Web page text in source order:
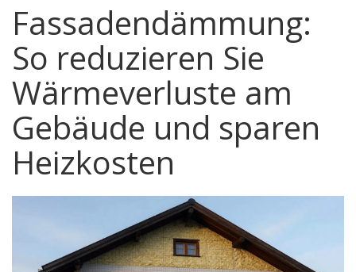
Fassadendämmung:
So reduzieren Sie
Wärmeverluste am
Gebäude und sparen
Heizkosten